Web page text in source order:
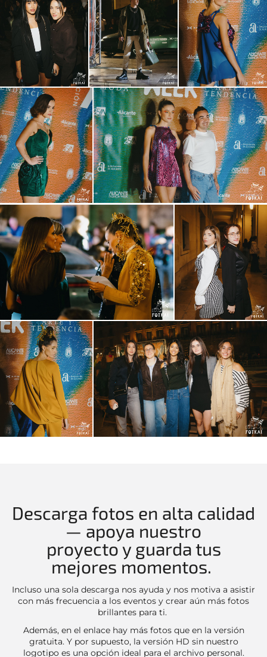
Descarga fotos en alta calidad
— apoya nuestro
proyecto y guarda tus
mejores momentos.
Incluso una sola descarga nos ayuda y nos motiva a asistir
con más frecuencia a los eventos y crear aún más fotos
brillantes para ti.
Además, en el enlace hay más fotos que en la versión
gratuita. Y por supuesto, la versión HD sin nuestro
logotipo es una opción ideal para el archivo personal.